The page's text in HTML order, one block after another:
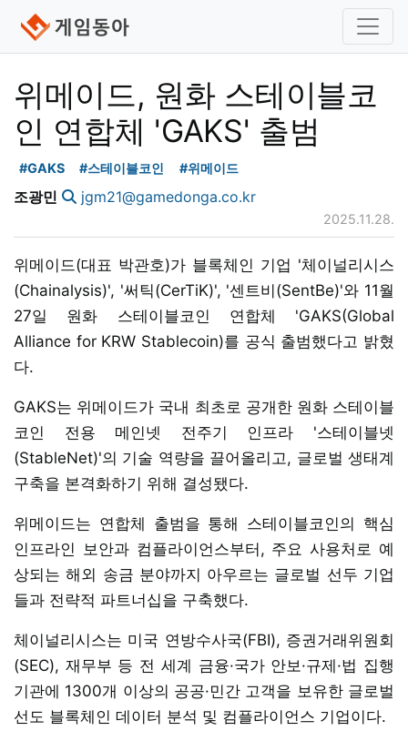
위메이드, 원화 스테이블코
인 연합체 'GAKS' 출범
#GAKS #스테이블코인 #위메이드
조광민 jgm21@gamedonga.co.kr
2025.11.28.
위메이드(대표 박관호)가 블록체인 기업 '체이널리시스
(Chainalysis)', '써틱(CerTiK)', '센트비(SentBe)'와 11월
27일 원화 스테이블코인 연합체 'GAKS(Global
Alliance for KRW Stablecoin)를 공식 출범했다고 밝혔
다.
GAKS는 위메이드가 국내 최초로 공개한 원화 스테이블
코인 전용 메인넷 전주기 인프라 '스테이블넷
(StableNet)'의 기술 역량을 끌어올리고, 글로벌 생태계
구축을 본격화하기 위해 결성됐다.
위메이드는 연합체 출범을 통해 스테이블코인의 핵심
인프라인 보안과 컴플라이언스부터, 주요 사용처로 예
상되는 해외 송금 분야까지 아우르는 글로벌 선두 기업
들과 전략적 파트너십을 구축했다.
체이널리시스는 미국 연방수사국(FBI), 증권거래위원회
(SEC), 재무부 등 전 세계 금융·국가 안보·규제·법 집행
기관에 1300개 이상의 공공·민간 고객을 보유한 글로벌
선도 블록체인 데이터 분석 및 컴플라이언스 기업이다.